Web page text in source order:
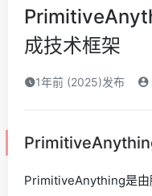
成技术框架
1年前 (2025)发布
PrimitiveAnything是由